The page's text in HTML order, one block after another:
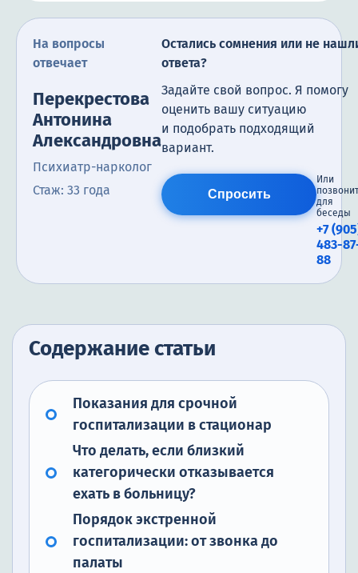
На вопросы
отвечает
Перекрестова
Антонина
Александровна
Психиатр-нарколог
Стаж: 33 года
Остались сомнения или не
ответа?
Задайте свой вопрос. Я помогу
оценить вашу ситуацию
и подобрать подходящий
вариант.
Спросить
Или
для
беседы
+7
483-
88
Содержание статьи
Показания для срочной
госпитализации в стационар
Что делать, если близкий
категорически отказывается
ехать в больницу?
Порядок экстренной
госпитализации: от звонка до
палаты